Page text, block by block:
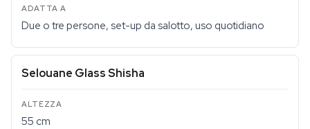
Due o tre persone, set-up da salotto, uso quotidiano
Selouane Glass Shisha
55 cm